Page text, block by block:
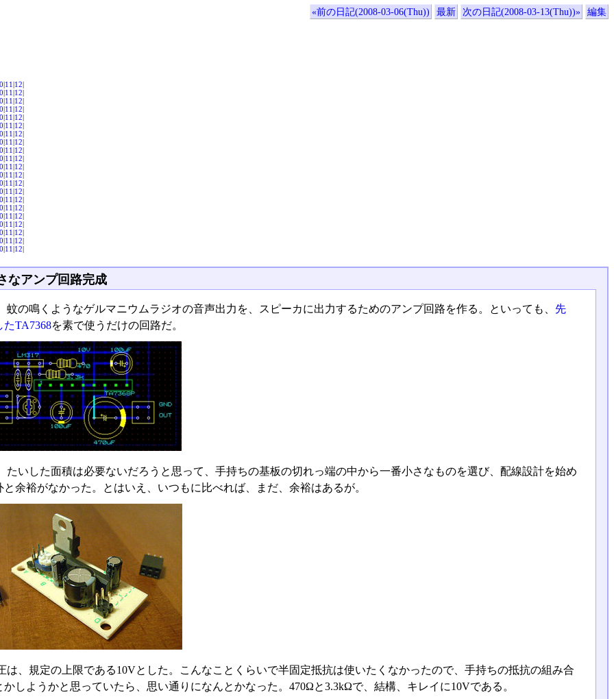
«前の日記(2008-03-06(Thu)) 最新 次の日記(2008-03-13(Thu))» 編集
|11|12|
|11|12|
|11|12|
|11|12|
|11|12|
|11|12|
|11|12|
|11|12|
|11|12|
|11|12|
|11|12|
|11|12|
|11|12|
|11|12|
|11|12|
|11|12|
|11|12|
|11|12|
|11|12|
|11|12|
|11|12|
なアンプ回路完成
蚊の鳴くようなゲルマニウムラジオの音声出力を、スピーカに出力するためのアンプ回路を作る。といっても、 先
たTA7368を素で使うだけの回路だ。
たいした面積は必要ないだろうと思って、手持ちの基板の切れっ端の中から一番小さなものを選び、配線設計を始め
と余裕がなかった。とはいえ、いつもに比べれば、まだ、余裕はあるが。
は、規定の上限である10Vとした。こんなことくらいで半固定抵抗は使いたくなかったので、手持ちの抵抗の組み合
かしようかと思っていたら、思い通りになんとかなった。470Ωと3.3kΩで、結構、キレイに10Vである。